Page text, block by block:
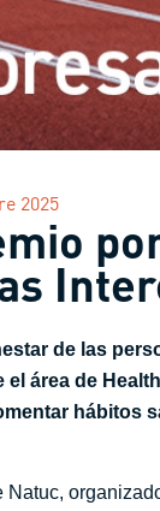
2025
de las
área de